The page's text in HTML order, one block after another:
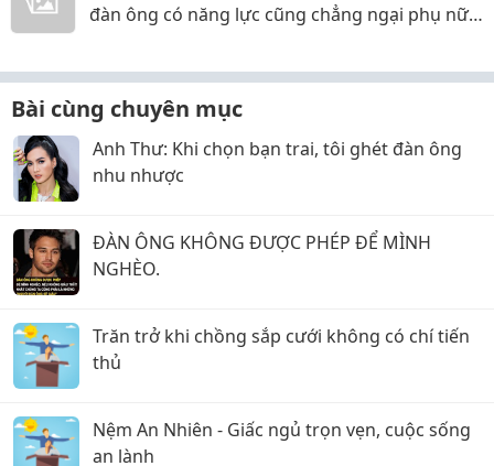
đàn ông có năng lực cũng chẳng ngại phụ nữ
Bài cùng chuyên mục
Anh Thư: Khi chọn bạn trai, tôi ghét đàn ông
nhu nhược
ĐÀN ÔNG KHÔNG ĐƯỢC PHÉP ĐỂ MÌNH
NGHÈO.
Trăn trở khi chồng sắp cưới không có chí tiến
thủ
Nệm An Nhiên - Giấc ngủ trọn vẹn, cuộc sống
an lành